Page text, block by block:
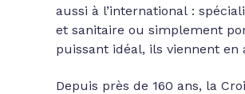
aussi à l’international :
et sanitaire ou simplement
puissant idéal, ils viennent
Depuis près de 160 ans, la